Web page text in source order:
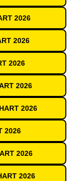
2026
2026
2026
2026
2026
2026
2026
2026